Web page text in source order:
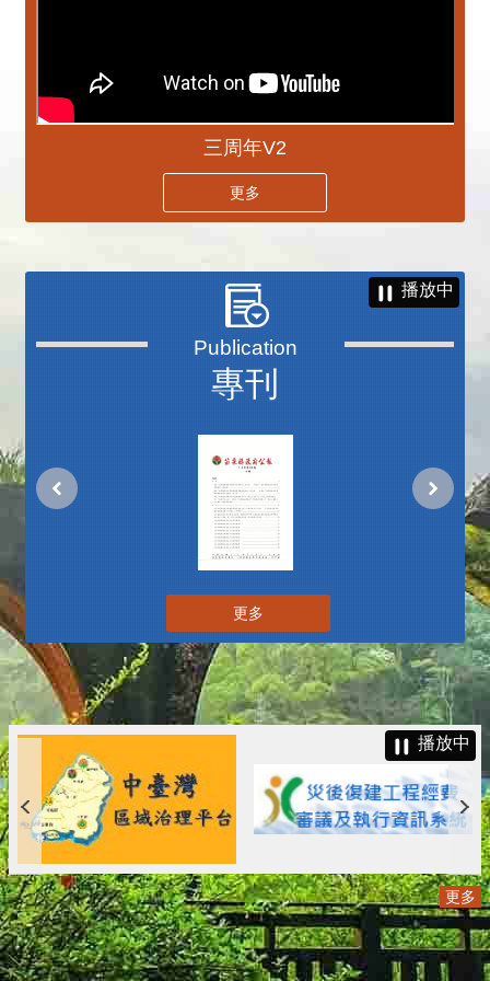
三周年V2
更多
專刊
播放中
更多
播放中
更多